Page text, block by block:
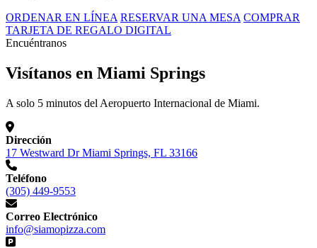
ORDENAR EN LÍNEA RESERVAR UNA MESA COMPRAR
TARJETA DE REGALO DIGITAL
Encuéntranos
Visítanos en Miami Springs
A solo 5 minutos del Aeropuerto Internacional de Miami.
Dirección
17 Westward Dr Miami Springs, FL 33166
Teléfono
(305) 449-9553
Correo Electrónico
info@siamopizza.com